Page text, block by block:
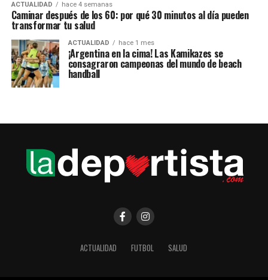
ACTUALIDAD hace 4 semanas
Caminar después de los 60: por qué 30 minutos al día pueden
transformar tu salud
ACTUALIDAD hace 1 mes
¡Argentina en la cima! Las Kamikazes se
consagraron campeonas del mundo de beach
handball
ACTUALIDAD FUTBOL SALUD